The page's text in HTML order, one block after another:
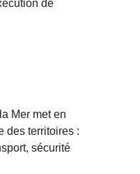
de
Mer met en
des territoires :
sécurité